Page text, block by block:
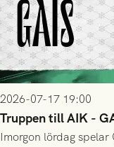
2026-07-17 19:00
Truppen till AIK -
Imorgon lördag